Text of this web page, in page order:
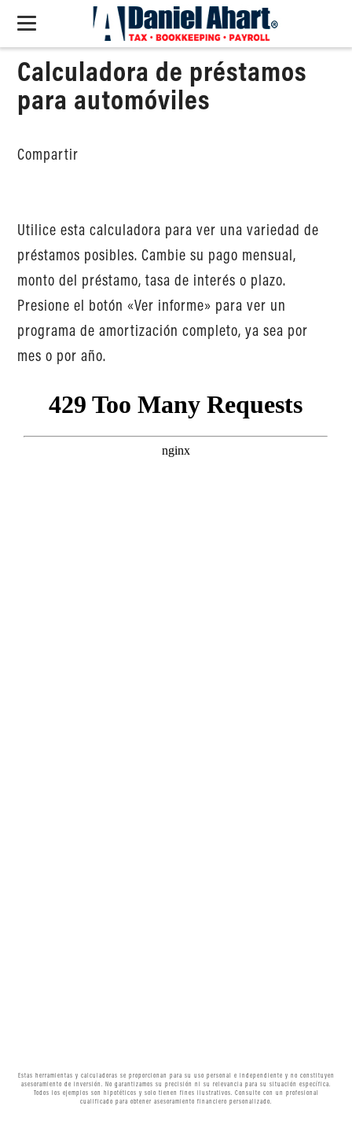
Calculadora de préstamos
para automóviles
Compartir
Utilice esta calculadora para ver una variedad de
préstamos posibles. Cambie su pago mensual,
monto del préstamo, tasa de interés o plazo.
Presione el botón «Ver informe» para ver un
programa de amortización completo, ya sea por
mes o por año.
Estas herramientas y calculadoras se proporcionan para su uso personal e independiente y no constituyen
asesoramiento de inversión. No garantizamos su precisión ni su relevancia para su situación específica.
Todos los ejemplos son hipotéticos y solo tienen fines ilustrativos. Consulte con un profesional
cualificado para obtener asesoramiento financiero personalizado.